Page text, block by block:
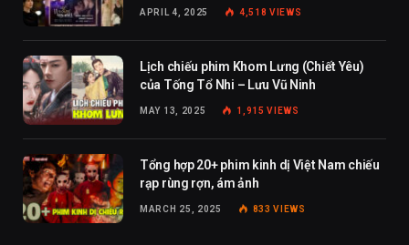
APRIL 4, 2025 4,518VIEWS
Lịch chiếu phim Khom Lưng (Chiết Yêu)
của Tống Tổ Nhi – Lưu Vũ Ninh
MAY 13, 2025 1,915VIEWS
Tổng hợp 20+ phim kinh dị Việt Nam chiếu
rạp rùng rợn, ám ảnh
MARCH 25, 2025 833VIEWS